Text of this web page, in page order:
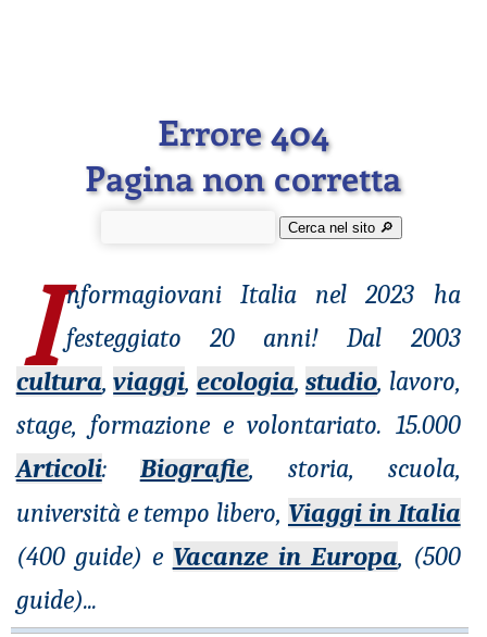
Errore 404
Pagina non corretta
Cerca nel sito 🔎︎
I nformagiovaniItalia nel 2023 ha
festeggiato 20 anni! Dal 2003
cultura,viaggi, ecologia,studio, lavoro,
stage, formazione e volontariato. 15.000
Articoli: Biografie, storia, scuola,
università e tempo libero, Viaggi in Italia
(400 guide) e Vacanze in Europa, (500
guide)...